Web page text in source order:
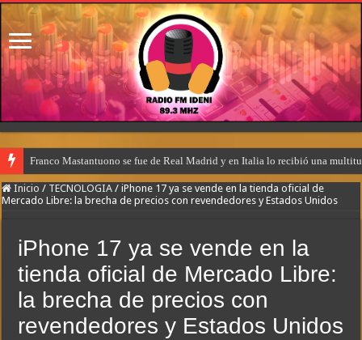
Franco Mastantuono se fue de Real Madrid y en Italia lo recibió una
Inicio / TECNOLOGIA / iPhone 17 ya se vende en la tienda oficial de
Mercado Libre: la brecha de precios con revendedores y Estados Unidos
iPhone 17 ya se vende en la
tienda oficial de Mercado Libre:
la brecha de precios con
revendedores y Estados Unidos